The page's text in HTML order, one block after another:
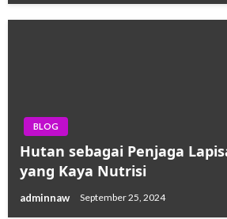
BLOG
Hutan sebagai Penjaga
yang Kaya Nutrisi
adminnaw September 25, 2024